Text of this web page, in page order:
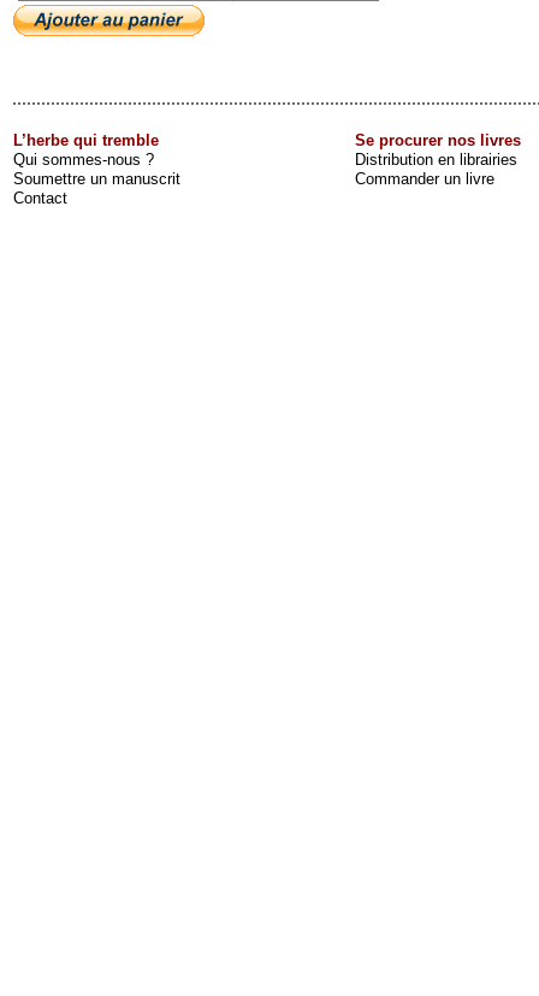
L’herbe qui tremble
Qui sommes-nous ?
Soumettre un manuscrit
Contact
Se procurer nos livres
Distribution en librairies
Commander un livre